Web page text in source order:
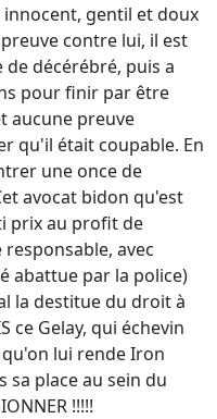
innocent, gentil et doux
contre lui, il est
décérébré, puis a
pour finir par être
aucune preuve
qu'il était coupable. En
une once de
avocat bidon qu'est
prix au profit de
avec
abattue par la police)
la destitue du droit à
ce Gelay, qui échevin
lui rende Iron
sa place au sein du
!!!!!